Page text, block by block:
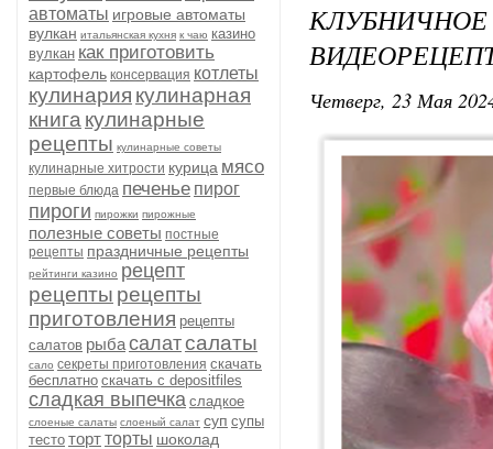
автоматы игровые автоматы
вулкан итальянская кухня к чаю казино
вулкан как приготовить
картофель консервация котлеты
кулинария кулинарная
книга кулинарные
рецепты кулинарные советы
кулинарные хитрости курица мясо
первые блюда печенье пирог
пироги пирожки пирожные
полезные советы постные
рецепты праздничные рецепты
рейтинги казино рецепт
рецепты рецепты
приготовления рецепты
салатов рыбасалатсалаты
сало секреты приготовления скачать
бесплатно скачать с depositfiles
сладкая выпечка сладкое
слоеные салаты слоеный салат суп супы
тесто тортторты шоколад
Четверг, 23 Мая